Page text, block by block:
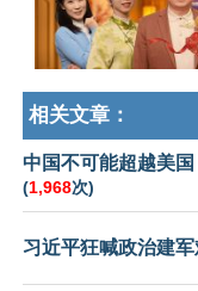
相关文章：
中国不可能超越美
(1,968次)
习近平狂喊政治建